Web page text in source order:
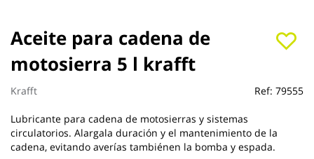
Aceite para cadena de
motosierra 5 l krafft
Krafft Ref: 79555
Lubricante para cadena de motosierras y sistemas
circulatorios. Alargala duración y el mantenimiento de la
cadena, evitando averías tambiénen la bomba y espada.
Saltar
al
comienzo
de
la
de
imágenes